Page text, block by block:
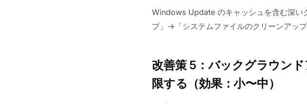
Windows Update のキャッシュを含む深い
プ」→「システムファイルのクリーンアッ
改善策 5：バックグラウン
限する（効果：小〜中）